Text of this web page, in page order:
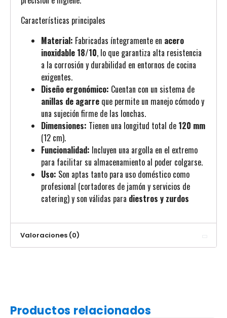
Características principales
Material: Fabricadas íntegramente en acero
inoxidable 18/10, lo que garantiza alta resistencia
a la corrosión y durabilidad en entornos de cocina
exigentes.
Diseño ergonómico: Cuentan con un sistema de
anillas de agarre que permite un manejo cómodo y
una sujeción firme de las lonchas.
Dimensiones: Tienen una longitud total de 120 mm
(12 cm).
Funcionalidad: Incluyen una argolla en el extremo
para facilitar su almacenamiento al poder colgarse.
Uso: Son aptas tanto para uso doméstico como
profesional (cortadores de jamón y servicios de
catering) y son válidas para diestros y zurdos
Valoraciones (0)
Productos relacionados